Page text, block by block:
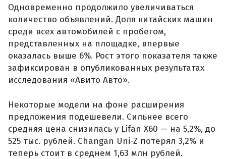
Одновременно продолжило увеличиваться
количество объявлений. Доля китайских машин
среди всех автомобилей с пробегом,
представленных на площадке, впервые
оказалась выше 6%. Рост этого показателя также
зафиксирован в опубликованных результатах
исследования «Авито Авто».
Некоторые модели на фоне расширения
предложения подешевели. Сильнее всего
средняя цена снизилась у Lifan X60 — на 5,2%, до
525 тыс. рублей. Changan Uni-Z потерял 3,2% и
теперь стоит в среднем 1,63 млн рублей.